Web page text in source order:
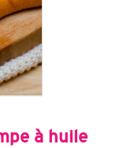
à huile